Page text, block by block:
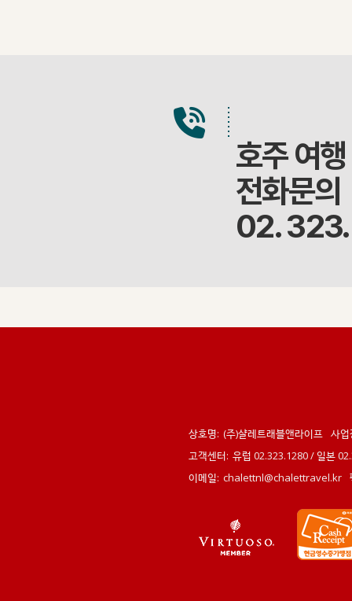
호주 여행
전화문의
02.
상호명: (주)샬레트래블앤라이프 사
고객센터: 유럽 02.323.1280 / 일본
이메일: chalettnl@chalettravel.kr